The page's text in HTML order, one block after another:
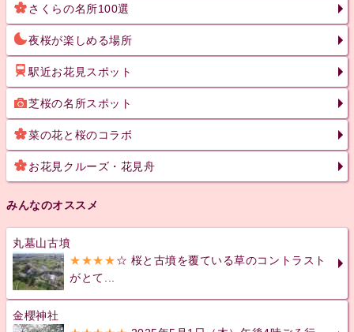
さくらの名所100選
夜桜が楽しめる場所
駅近お花見スポット
芝桜の名所スポット
菜の花と桜のコラボ
お花見クルーズ・花見舟
みんなのオススメ
丸墓山古墳
★★★★☆ 桜と古墳を覆ている草のコントラスト
がとて...
金櫻神社